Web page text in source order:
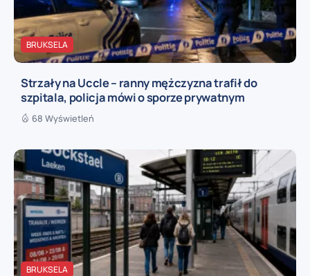
BRUKSELA
Strzały na Uccle – ranny mężczyzna trafił do
szpitala, policja mówi o sporze prywatnym
68 Wyświetleń
BRUKSELA